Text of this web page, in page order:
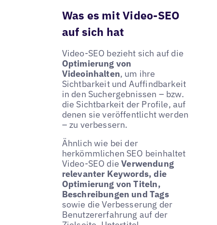
Was es mit Video-SEO
auf sich hat
Video-SEO bezieht sich auf die
Optimierung von
Videoinhalten, um ihre
Sichtbarkeit und Auffindbarkeit
in den Suchergebnissen – bzw.
die Sichtbarkeit der Profile, auf
denen sie veröffentlicht werden
– zu verbessern.
Ähnlich wie bei der
herkömmlichen SEO beinhaltet
Video-SEO dieVerwendung
relevanter Keywords, die
Optimierung von Titeln,
Beschreibungen und Tags
sowie die Verbesserung der
Benutzererfahrung auf der